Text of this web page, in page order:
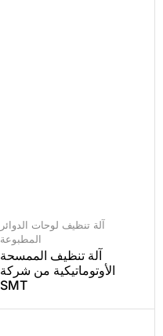
آلة تنظيف لوحات الدوائر
المطبوعة
آلة تنظيف الممسحة
الأوتوماتيكية من شركة
SMT